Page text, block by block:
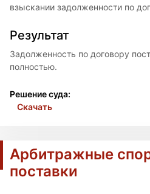
взыскании задолженности по
Результат
Задолженность по договору
полностью.
Решение суда:
Скачать
Арбитражные
поставки